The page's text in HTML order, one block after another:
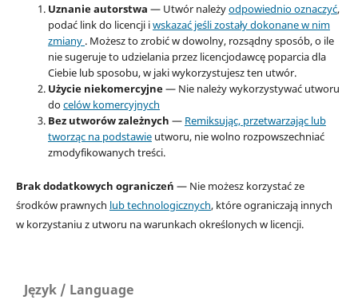
Uznanie autorstwa — Utwór należyodpowiednio oznaczyć,
podać link do licencji iwskazać jeśli zostały dokonane w nim
zmiany . Możesz to zrobić w dowolny, rozsądny sposób, o ile
nie sugeruje to udzielania przez licencjodawcę poparcia dla
Ciebie lub sposobu, w jaki wykorzystujesz ten utwór.
Użycie niekomercyjne— Nie należy wykorzystywać utworu
docelów komercyjnych
Bez utworów zależnych — Remiksując, przetwarzając lub
tworząc na podstawieutworu, nie wolno rozpowszechniać
zmodyfikowanych treści.
Brak dodatkowych ograniczeń — Nie możesz korzystać ze
środków prawnych lub technologicznych, które ograniczają innych
w korzystaniu z utworu na warunkach określonych w licencji.
Język / Language